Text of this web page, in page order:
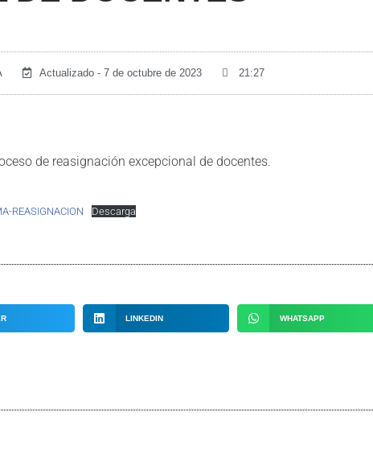
Actualizado - 7 de octubre de 2023 21:27
de reasignación excepcional de docentes.
REASIGNACION Descarga
LINKEDIN WHATSAPP